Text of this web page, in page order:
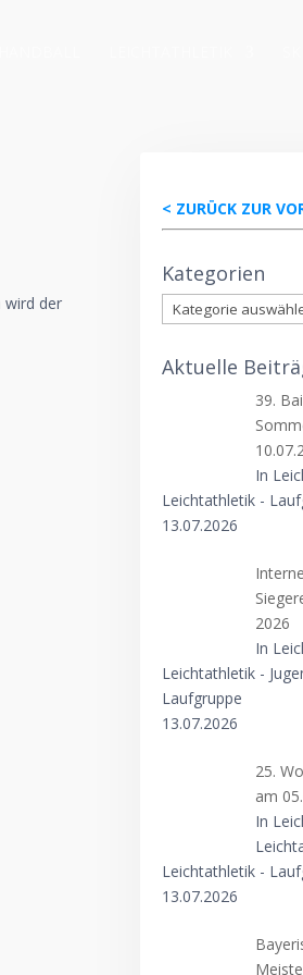
wird der
< ZURÜCK ZUR
Kategorien
Kategorien
Aktuelle
39.
In
Leichtathletik -
13.07.2026
2026
In
Leichtathletik -
Laufgruppe
13.07.2026
25.
am
In
Leichtathletik -
13.07.2026